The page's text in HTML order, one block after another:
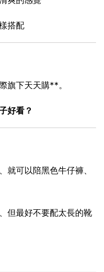
搭配
旗下天天購**。
好看？
就可以陪黑色牛仔褲、
但最好不要配太長的靴